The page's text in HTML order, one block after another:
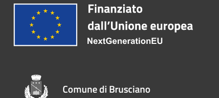
Comune di Brusciano